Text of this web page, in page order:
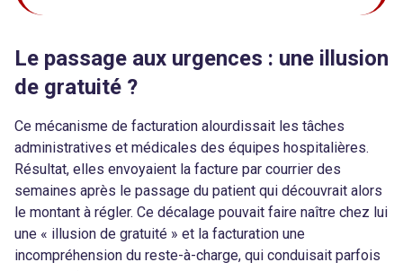
Le passage aux urgences : une illusion
de gratuité ?
Ce mécanisme de facturation alourdissait les tâches
administratives et médicales des équipes hospitalières.
Résultat, elles envoyaient la facture par courrier des
semaines après le passage du patient qui découvrait alors
le montant à régler. Ce décalage pouvait faire naître chez lui
une « illusion de gratuité » et la facturation une
incompréhension du reste-à-charge, qui conduisait parfois